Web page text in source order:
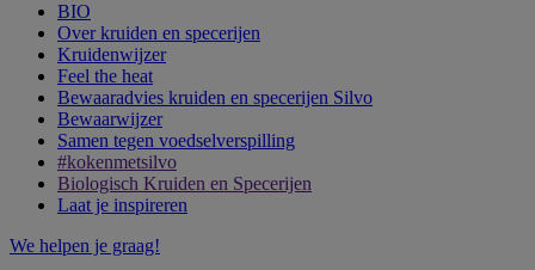
BIO
Over kruiden en specerijen
Kruidenwijzer
Feel the heat
Bewaaradvies kruiden en specerijen Silvo
Bewaarwijzer
Samen tegen voedselverspilling
#kokenmetsilvo
Biologisch Kruiden en Specerijen
Laat je inspireren
We helpen je graag!